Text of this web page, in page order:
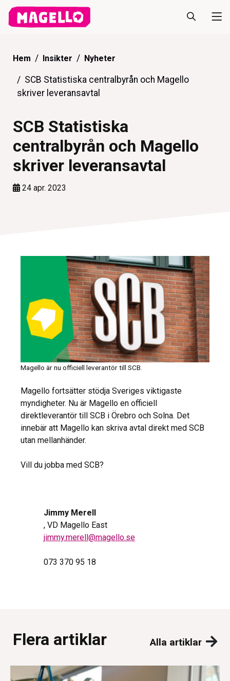
Hem Insikter Nyheter
SCB Statistiska centralbyrån och Magello
skriver leveransavtal
SCB Statistiska
centralbyrån och Magello
skriver leveransavtal
24 apr. 2023
Magello är nu officiell leverantör till SCB.
Magello fortsätter stödja Sveriges viktigaste
myndigheter. Nu är Magello en officiell
direktleverantör till SCB i Örebro och Solna. Det
innebär att Magello kan skriva avtal direkt med SCB
utan mellanhänder.
Vill du jobba med SCB?
Jimmy Merell
, VD Magello East
jimmy.merell@magello.se
073 370 95 18
Flera artiklar Alla artiklar